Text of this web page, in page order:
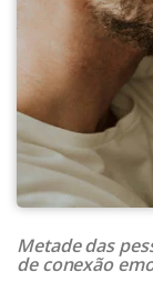
Metade das
de conexão